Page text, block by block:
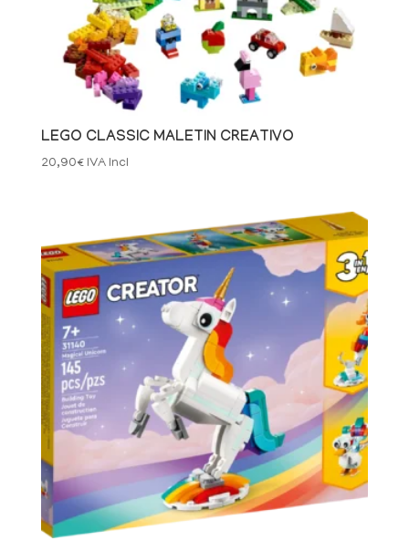
LEGO CLASSIC MALETIN CREATIVO
20,90€ IVA Incl